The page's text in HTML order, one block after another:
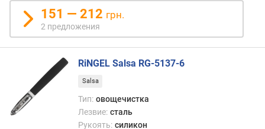
о
о
т
з
м
151 — 212 грн.
2 предложения
RiNGEL Salsa RG-5137-6
Salsa
Тип: овощечистка
Лезвие: сталь
Рукоять: силикон